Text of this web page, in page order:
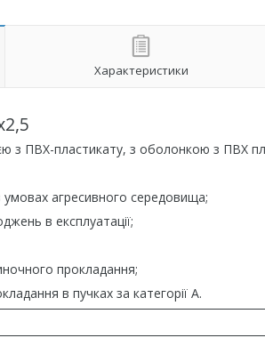
Характеристики
з ПВХ-пластикату, з оболонкою з ПВХ
умовах агресивного середовища;
в експлуатації;
прокладання;
в пучках за категорії А.